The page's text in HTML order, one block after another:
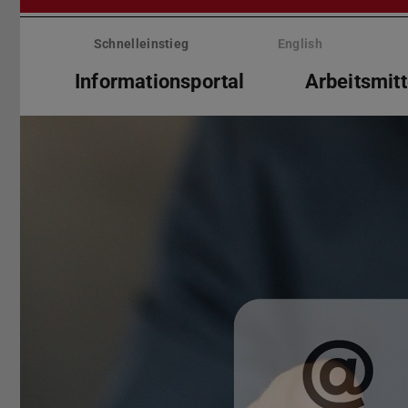
Menü
überspringenSchnelleinstieg English
Informationsportal